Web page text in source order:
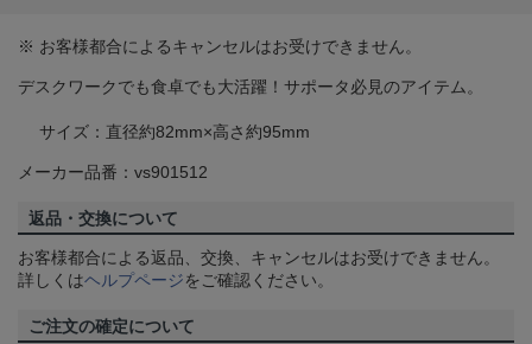
※ お客様都合によるキャンセルはお受けできません。
デスクワークでも食卓でも大活躍！サポータ必見のアイテム。
サイズ：直径約82mm×高さ約95mm
メーカー品番：vs901512
返品・交換について
お客様都合による返品、交換、キャンセルはお受けできません。
詳しくはヘルプページをご確認ください。
ご注文の確定について